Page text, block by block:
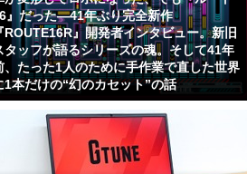
』だった―41年ぶり完全新作
『ROUTE16R』開発者インタビュー。新旧
タッフが語るシリーズの魂。そして41年
、たった1人のために手作業で直した世界
1本だけの“幻のカセット”の話